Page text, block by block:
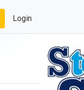
Login